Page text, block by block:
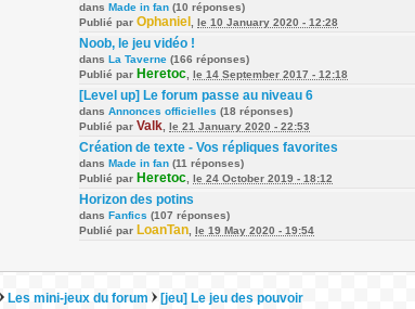
dans Made in fan (10 réponses)
Publié par Ophaniel le 10 January 2020 - 12:28
Noob, le jeu vidéo !
dans La Taverne (166 réponses)
Publié par Heretoc le 14 September 2017 - 12:18
[Level up] Le forum passe au niveau 6
dans Annonces officielles (18 réponses)
Publié par Valk le 21 January 2020 - 22:53
Création de texte - Vos répliques favorites
dans Made in fan (11 réponses)
Publié par Heretoc le 24 October 2019 - 18:12
Horizon des potins
dans Fanfics (107 réponses)
Publié par LoanTan le 19 May 2020 - 19:54
Les mini-jeux du forum [jeu] Le jeu des pouvoir